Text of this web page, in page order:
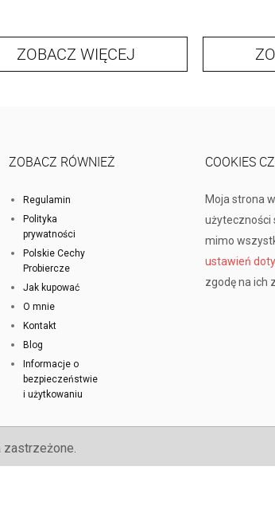
ZOBACZ WIĘCEJ
ZOBACZ RÓWNIEŻ
Regulamin
Polityka
prywatności
Polskie Cechy
Probiercze
Jak kupować
O mnie
Kontakt
Blog
Informacje o
bezpieczeństwie
i użytkowaniu
COOKIES
Moja strona
użyteczności
mimo
ustawień
zgodę na ich
zastrzeżone.